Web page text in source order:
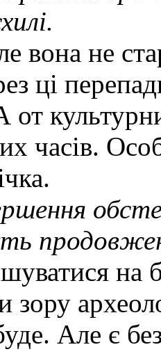
вона не
ці
от
часів.
на
зору
Але є